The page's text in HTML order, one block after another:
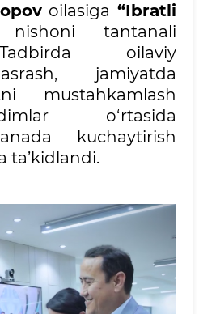
oilasiga“Ibratli
nishoni tantanali
oilaviy
jamiyatda
mustahkamlash
o‘rtasida
kuchaytirish
ta’kidlandi.